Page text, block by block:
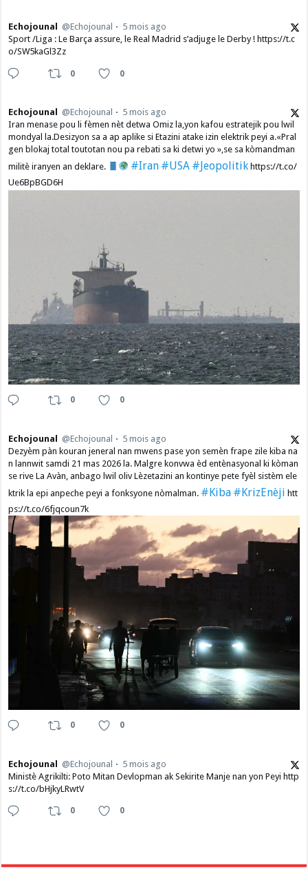
Echojounal @Echojounal
5 mois ago
Sport /Liga : Le Barça assure, le Real Madrid s’adjuge le Derby ! https://t.c
o/SW5kaGl3Zz
0 0
Echojounal @Echojounal
5 mois ago
Iran menase pou li fèmen nèt detwa Omiz la,yon kafou estratejik pou lwil
mondyal la.Desizyon sa a ap aplike si Etazini atake izin elektrik peyi a.​«Pral
gen blokaj total toutotan nou pa rebati sa ki detwi yo »,se sa kòmandman
militè iranyen an deklare.
#Iran #USA #Jeopolitikhttps://t.co/
Ue6BpBGD6H
0 0
Echojounal @Echojounal
5 mois ago
Dezyèm pàn kouran jeneral nan mwens pase yon semèn frape zile kiba na
n lannwit samdi 21 mas 2026 la. Malgre konvwa èd entènasyonal ki kòman
se rive La Avàn, anbago lwil oliv Lèzetazini an kontinye pete fyèl sistèm ele
ktrik la epi anpeche peyi a fonksyone nòmalman. #Kiba #KrizEnèji htt
ps://t.co/6fjqcoun7k
0 0
Echojounal @Echojounal
5 mois ago
Ministè Agrikilti: Poto Mitan Devlopman ak Sekirite Manje nan yon Peyi http
s://t.co/bHjkyLRwtV
0 0